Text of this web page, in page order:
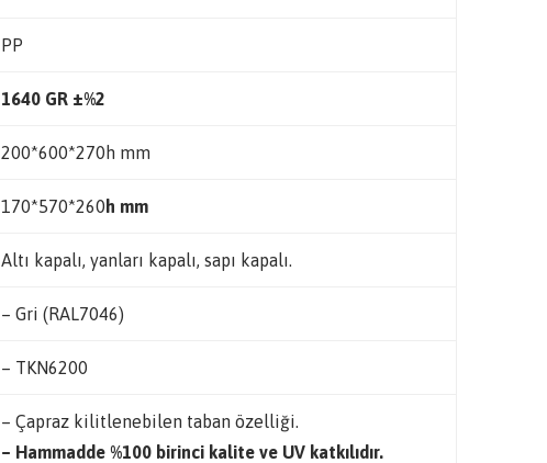
PP
1640 GR ±%2
200*600*270h mm
170*570*260h mm
Altı kapalı, yanları kapalı, sapı kapalı.
– Gri (RAL7046)
– TKN6200
– Çapraz kilitlenebilen taban özelliği.
– Hammadde %100 birinci kalite ve UV katkılıdır.